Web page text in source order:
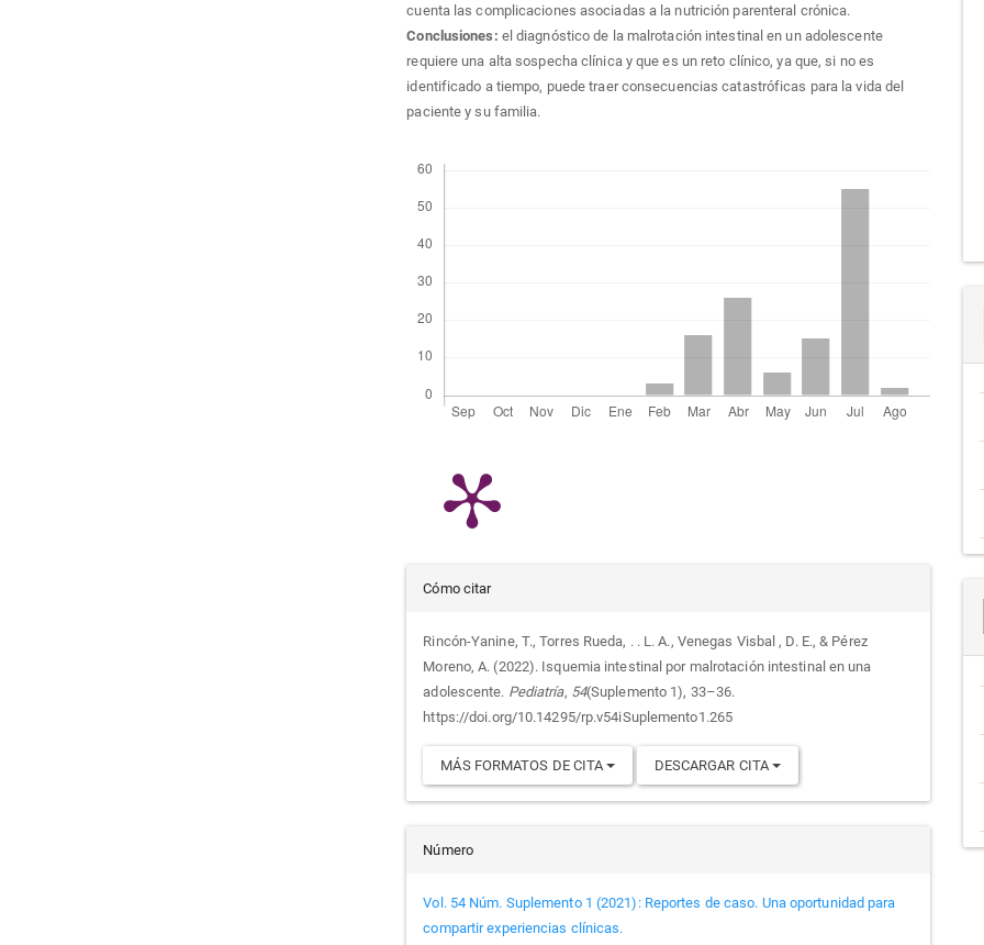
cuenta las complicaciones asociadas a la nutrición parenteral crónica.
Conclusiones: el diagnóstico de la malrotación intestinal en un adolescente
requiere una alta sospecha clínica y que es un reto clínico, ya que, si no es
identificado a tiempo, puede traer consecuencias catastróficas para la vida del
paciente y su familia.
Detalles
del
artículo
Cómo citar
Rincón-Yanine, T., Torres Rueda, . . L. A., Venegas Visbal , D. E., & Pérez
Moreno, A. (2022). Isquemia intestinal por malrotación intestinal en una
adolescente. Pediatría, 54(Suplemento 1), 33–36.
https://doi.org/10.14295/rp.v54iSuplemento1.265
MÁS FORMATOS DE CITA DESCARGAR CITA
Número
Vol. 54 Núm. Suplemento 1 (2021): Reportes de caso. Una oportunidad para
compartir experiencias clínicas.